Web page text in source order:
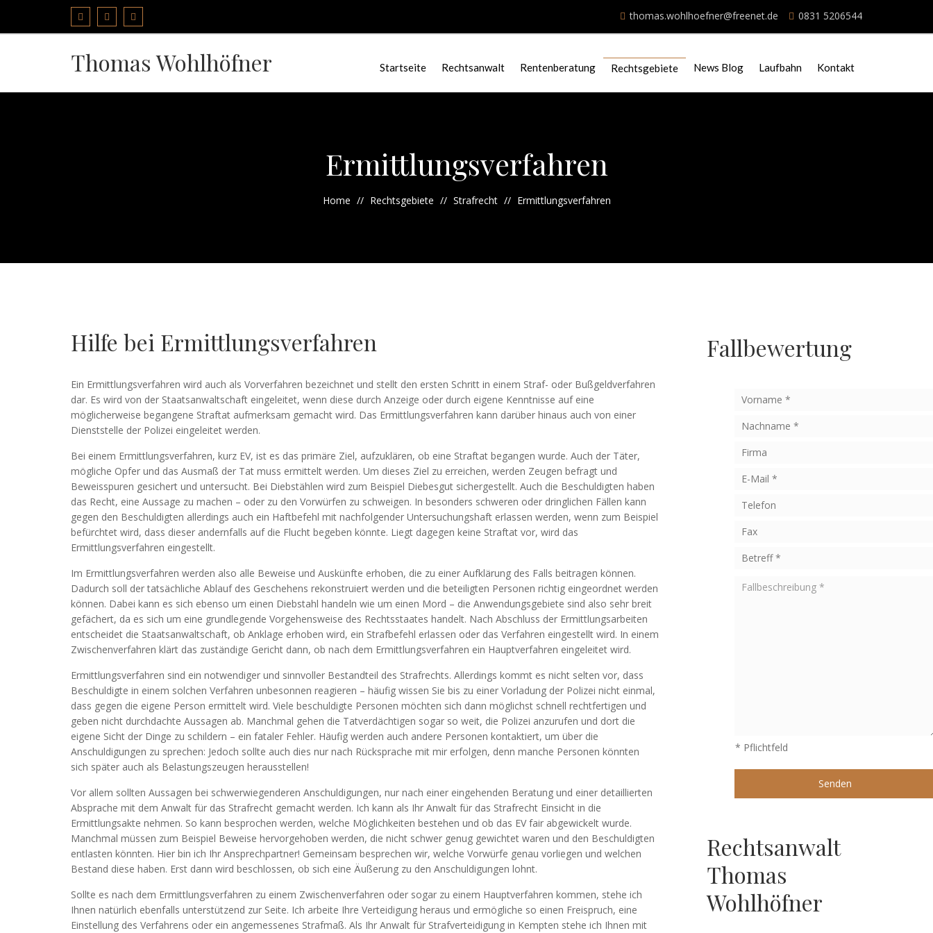
0831 5206544
thomas.wohlhoefner@freenet.de
Thomas Wohlhöfner Startseite Rechtsanwalt Rentenberatung Rechtsgebiete News Blog Laufbahn Kontakt
Ermittlungsverfahren
Home Rechtsgebiete Strafrecht Ermittlungsverfahren
Hilfe bei Ermittlungsverfahren
Ein Ermittlungsverfahren wird auch als Vorverfahren bezeichnet und stellt den ersten Schritt in einem Straf- oder Bußgeldverfahren
dar. Es wird von der Staatsanwaltschaft eingeleitet, wenn diese durch Anzeige oder durch eigene Kenntnisse auf eine
möglicherweise begangene Straftat aufmerksam gemacht wird. Das Ermittlungsverfahren kann darüber hinaus auch von einer
Dienststelle der Polizei eingeleitet werden.
Bei einem Ermittlungsverfahren, kurz EV, ist es das primäre Ziel, aufzuklären, ob eine Straftat begangen wurde. Auch der Täter,
mögliche Opfer und das Ausmaß der Tat muss ermittelt werden. Um dieses Ziel zu erreichen, werden Zeugen befragt und
Beweisspuren gesichert und untersucht. Bei Diebstählen wird zum Beispiel Diebesgut sichergestellt. Auch die Beschuldigten haben
das Recht, eine Aussage zu machen – oder zu den Vorwürfen zu schweigen. In besonders schweren oder dringlichen Fällen kann
gegen den Beschuldigten allerdings auch ein Haftbefehl mit nachfolgender Untersuchungshaft erlassen werden, wenn zum Beispiel
befürchtet wird, dass dieser andernfalls auf die Flucht begeben könnte. Liegt dagegen keine Straftat vor, wird das
Ermittlungsverfahren eingestellt.
Im Ermittlungsverfahren werden also alle Beweise und Auskünfte erhoben, die zu einer Aufklärung des Falls beitragen können.
Dadurch soll der tatsächliche Ablauf des Geschehens rekonstruiert werden und die beteiligten Personen richtig eingeordnet werden
können. Dabei kann es sich ebenso um einen Diebstahl handeln wie um einen Mord – die Anwendungsgebiete sind also sehr breit
gefächert, da es sich um eine grundlegende Vorgehensweise des Rechtsstaates handelt. Nach Abschluss der Ermittlungsarbeiten
entscheidet die Staatsanwaltschaft, ob Anklage erhoben wird, ein Strafbefehl erlassen oder das Verfahren eingestellt wird. In einem
Zwischenverfahren klärt das zuständige Gericht dann, ob nach dem Ermittlungsverfahren ein Hauptverfahren eingeleitet wird.
Ermittlungsverfahren sind ein notwendiger und sinnvoller Bestandteil des Strafrechts. Allerdings kommt es nicht selten vor, dass
Beschuldigte in einem solchen Verfahren unbesonnen reagieren – häufig wissen Sie bis zu einer Vorladung der Polizei nicht einmal,
dass gegen die eigene Person ermittelt wird. Viele beschuldigte Personen möchten sich dann möglichst schnell rechtfertigen und
geben nicht durchdachte Aussagen ab. Manchmal gehen die Tatverdächtigen sogar so weit, die Polizei anzurufen und dort die
eigene Sicht der Dinge zu schildern – ein fataler Fehler. Häufig werden auch andere Personen kontaktiert, um über die
Anschuldigungen zu sprechen: Jedoch sollte auch dies nur nach Rücksprache mit mir erfolgen, denn manche Personen könnten
sich später auch als Belastungszeugen herausstellen!
Vor allem sollten Aussagen bei schwerwiegenderen Anschuldigungen, nur nach einer eingehenden Beratung und einer detaillierten
Absprache mit dem Anwalt für das Strafrecht gemacht werden. Ich kann als Ihr Anwalt für das Strafrecht Einsicht in die
Ermittlungsakte nehmen. So kann besprochen werden, welche Möglichkeiten bestehen und ob das EV fair abgewickelt wurde.
Manchmal müssen zum Beispiel Beweise hervorgehoben werden, die nicht schwer genug gewichtet waren und den Beschuldigten
entlasten könnten. Hier bin ich Ihr Ansprechpartner! Gemeinsam besprechen wir, welche Vorwürfe genau vorliegen und welchen
Bestand diese haben. Erst dann wird beschlossen, ob sich eine Äußerung zu den Anschuldigungen lohnt.
Sollte es nach dem Ermittlungsverfahren zu einem Zwischenverfahren oder sogar zu einem Hauptverfahren kommen, stehe ich
Ihnen natürlich ebenfalls unterstützend zur Seite. Ich arbeite Ihre Verteidigung heraus und ermögliche so einen Freispruch, eine
Einstellung des Verfahrens oder ein angemessenes Strafmaß. Als Ihr Anwalt für Strafverteidigung in Kempten stehe ich Ihnen mit
Fallbewertung
* Pflichtfeld
Rechtsanwalt
Thomas
Wohlhöfner